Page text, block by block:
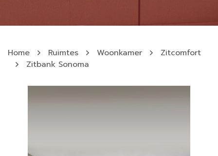
Home Ruimtes Woonkamer
Zitcomfort
Zitbank Sonoma